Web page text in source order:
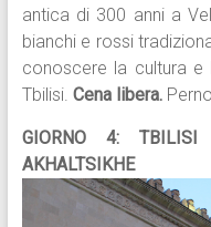
antica di 300 anni a
bianchi e rossi
conoscere la cultura e
Tbilisi. Cena libera.
GIORNO 4:
AKHALTSIKHE